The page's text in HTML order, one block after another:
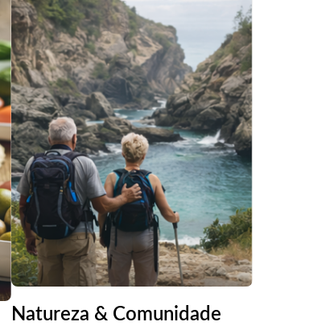
Natureza & Comunidade